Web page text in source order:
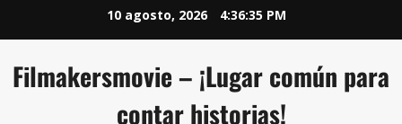
10 agosto, 2026 4:36:35 PM
Filmakersmovie – ¡Lugar común para
contar historias!